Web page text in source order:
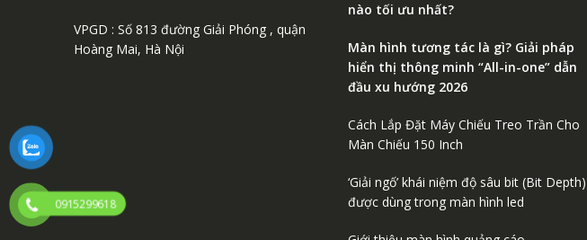
VPGD : Số 813 đường Giải Phóng , quận
Hoàng Mai, Hà Nội
nào tối ưu nhất?
Màn hình tương tác là gì? Giải pháp
hiển thị thông minh “All-in-one” dẫn
đầu xu hướng 2026
Cách Lắp Đặt Máy Chiếu Treo Trần Cho
Màn Chiếu 150 Inch
‘Giải ngố’ khái niệm độ sâu bit (Bit Depth)
được dùng trong màn hình led
0915299618